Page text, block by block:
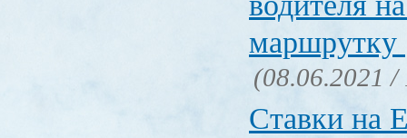
маршрутку
(08.06.2021 /
Ставки на